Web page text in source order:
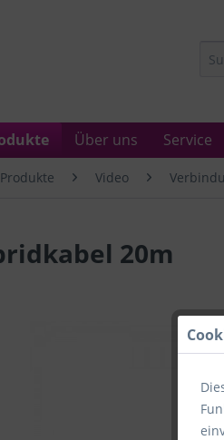
Über uns Service
Produkte Video
20m